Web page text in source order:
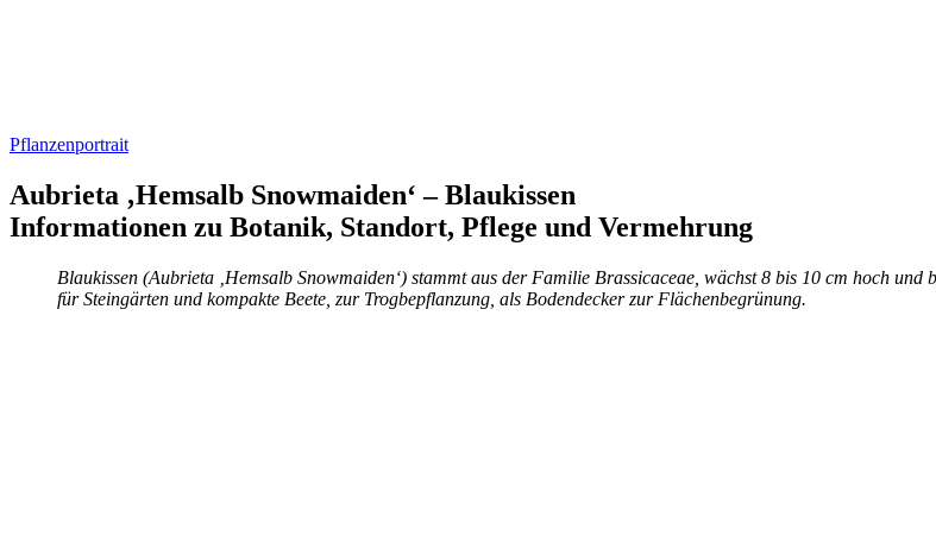
Pflanzenportrait
Aubrieta ‚Hemsalb Snowmaiden‘ – Blaukissen
Informationen zu Botanik, Standort, Pflege und Vermehrung
Blaukissen (Aubrieta ‚Hemsalb Snowmaiden‘) stammt aus der Familie Brassicaceae, wächst 8 bis 10 cm hoch
für Steingärten und kompakte Beete, zur Trogbepflanzung, als Bodendecker zur Flächenbegrünung.